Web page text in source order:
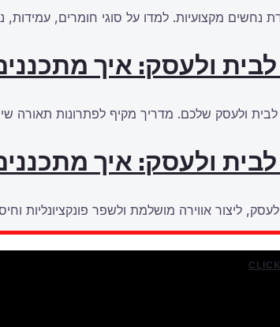
נחשים מקצועיות. למדו על סוגי חומרים, עמידות,
ולעסק: איך
לבית ולעסק שלכם. מדריך מקיף לפתרונות תאורה
ולעסק: איך
ליצור אווירה מושלמת ולשפר פונקציונליות